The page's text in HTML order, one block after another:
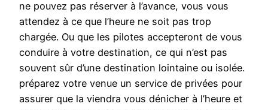
ne pouvez pas réserver à l’avance, vous vous
attendez à ce que l’heure ne soit pas trop
chargée. Ou que les pilotes accepteront de vous
conduire à votre destination, ce qui n’est pas
souvent sûr d’une destination lointaine ou isolée.
préparez votre venue un service de privées pour
assurer que la viendra vous dénicher à l’heure et